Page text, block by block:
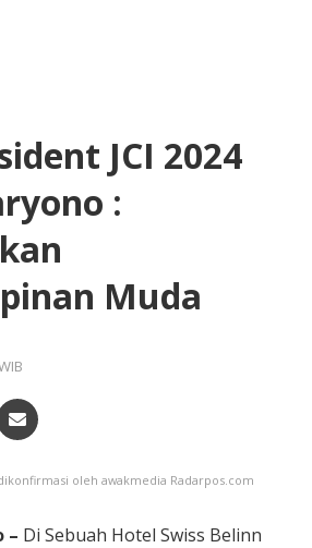
JCI 2024
:
Muda
dikonfirmasi oleh awakmedia Radarpos.com
– Di Sebuah Hotel Swiss Belinn